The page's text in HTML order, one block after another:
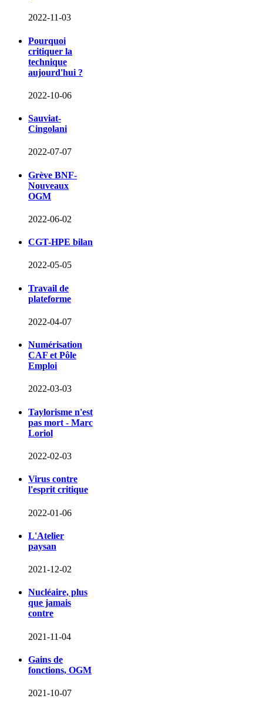
2022-11-03
Pourquoi
critiquer la
technique
aujourd'hui ?
2022-10-06
Sauviat-
Cingolani
2022-07-07
Grève BNF-
Nouveaux
OGM
2022-06-02
CGT-HPE bilan
2022-05-05
Travail de
plateforme
2022-04-07
Numérisation
CAF et Pôle
Emploi
2022-03-03
Taylorisme n'est
pas mort - Marc
Loriol
2022-02-03
Virus contre
l'esprit critique
2022-01-06
L'Atelier
paysan
2021-12-02
Nucléaire, plus
que jamais
contre
2021-11-04
Gains de
fonctions, OGM
2021-10-07